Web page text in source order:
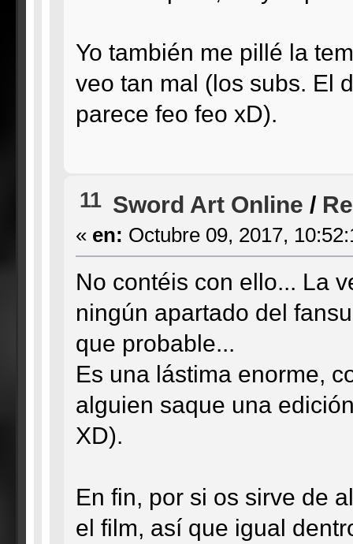
Yo también me pillé la
veo tan mal (los subs. El
parece feo feo xD).
11 Sword Art Online /
« en: Octubre 09, 2017,
No contéis con ello... La
ningún apartado del
que probable...
Es una lástima enorme,
alguien saque una
XD).
En fin, por si os sirve de
el film, así que igual